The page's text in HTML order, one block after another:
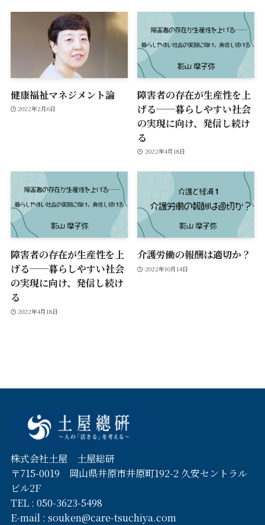
健康福祉マネジメント論
2022年2月6日
障害者の存在が生産性を上
げる──暮らしやすい社会
の実現に向け、発信し続け
る
2022年4月18日
障害者の存在が生産性を上
げる──暮らしやすい社会
の実現に向け、発信し続け
る
2022年4月18日
介護労働の報酬は適切か？
2022年10月14日
株式会社土屋 土屋総研
〒715-0019 岡山県井原市井原町192-2 久安セントラル
ビル2F
TEL : 050-3623-5498
E-mail : souken@care-tsuchiya.com